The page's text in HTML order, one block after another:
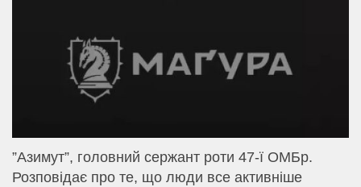
⁨”Азимут”, головний сержант роти 47-ї ОМБр.
Розповідає про те, що люди все активніше